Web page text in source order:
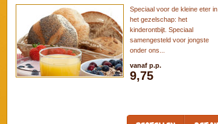
Speciaal voor de kleine eter in
het gezelschap: het
kinderontbijt. Speciaal
samengesteld voor jongste
onder ons...
vanaf p.p.
9,75